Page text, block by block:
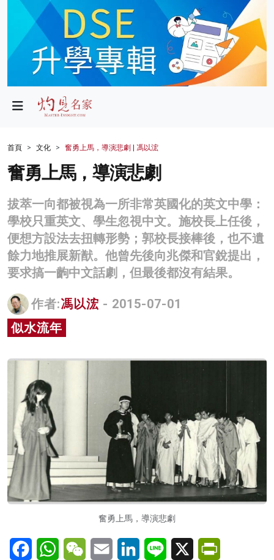
政局
財經
生活
商業
科技
影片
名家榜
灼見活動
首頁 文化 奮勇上馬，導演悲劇 | 馮以浤
奮勇上馬，導演悲劇
拔萃一向都被視為一所非常英國化的英文中學：
學校只重英文、學生忽視中文。施校長上任後，
便想方設法去扭轉形勢；郭校長接棒後，也不遺
餘力地推展新猷。他曾先後向兆傑和官銳提出，
要求搞一齣中文話劇，但最後都沒有結果。
作者:馮以浤 - 2015-07-01
似水流年
奮勇上馬，導演悲劇
FacebookWhatsAppWeChatEmail LinkedInLine X